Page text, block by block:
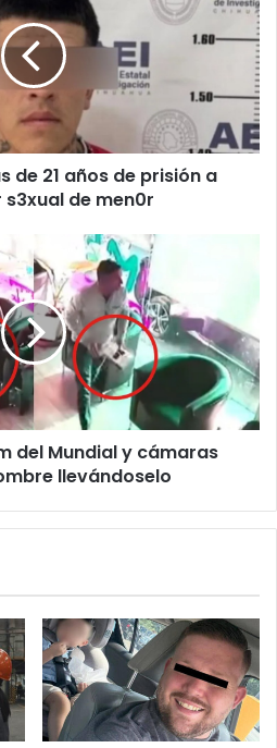
de 21 años de prisión a
de men0r
del Mundial y cámaras
llevándoselo